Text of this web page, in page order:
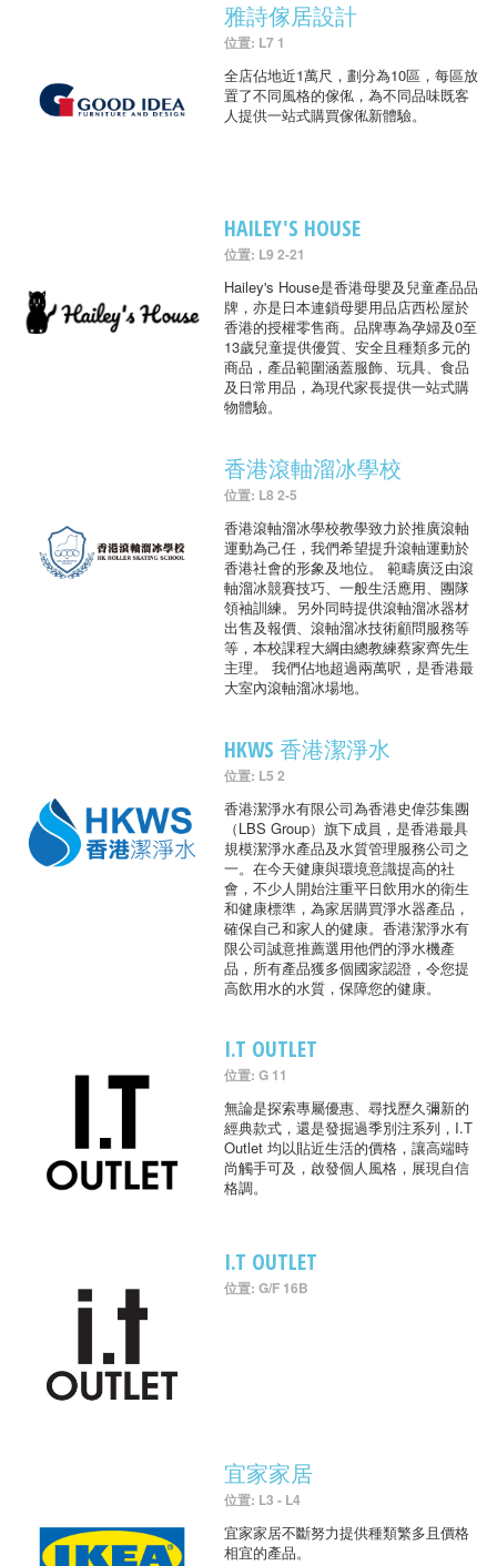
雅詩傢居設計
位置: L7 1
全店佔地近1萬尺，劃分為10區，每區放
置了不同風格的傢俬，為不同品味既客
人提供一站式購買傢俬新體驗。
HAILEY'S HOUSE
位置: L9 2-21
Hailey's House是香港母嬰及兒童產品品
牌，亦是日本連鎖母嬰用品店西松屋於
香港的授權零售商。品牌專為孕婦及0至
13歲兒童提供優質、安全且種類多元的
商品，產品範圍涵蓋服飾、玩具、食品
及日常用品，為現代家長提供一站式購
物體驗。
香港滾軸溜冰學校
位置: L8 2-5
香港滾軸溜冰學校教學致力於推廣滾軸
運動為己任，我們希望提升滾軸運動於
香港社會的形象及地位。 範疇廣泛由滾
軸溜冰競賽技巧、一般生活應用、團隊
領袖訓練。另外同時提供滾軸溜冰器材
出售及報價、滾軸溜冰技術顧問服務等
等，本校課程大綱由總教練蔡家齊先生
主理。 我們佔地超過兩萬呎，是香港最
大室內滾軸溜冰場地。
HKWS 香港潔淨水
位置: L5 2
香港潔淨水有限公司為香港史偉莎集團
（LBS Group）旗下成員，是香港最具
規模潔淨水產品及水質管理服務公司之
一。在今天健康與環境意識提高的社
會，不少人開始注重平日飲用水的衛生
和健康標準，為家居購買淨水器產品，
確保自己和家人的健康。香港潔淨水有
限公司誠意推薦選用他們的淨水機產
品，所有產品獲多個國家認證，令您提
高飲用水的水質，保障您的健康。
I.T OUTLET
位置: G 11
無論是探索專屬優惠、尋找歷久彌新的
經典款式，還是發掘過季別注系列，I.T
Outlet 均以貼近生活的價格，讓高端時
尚觸手可及，啟發個人風格，展現自信
格調。
I.T OUTLET
位置: G/F 16B
宜家家居
位置: L3 - L4
宜家家居不斷努力提供種類繁多且價格
相宜的產品。